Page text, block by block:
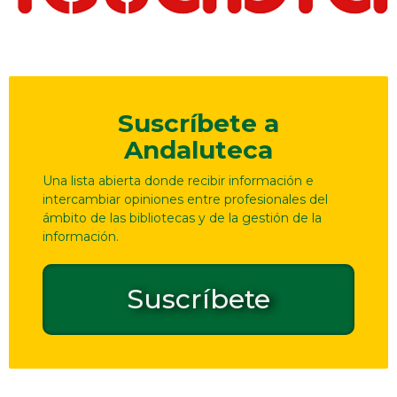
Suscríbete a
Andaluteca
Una lista abierta donde recibir información e
intercambiar opiniones entre profesionales del
ámbito de las bibliotecas y de la gestión de la
información.
Suscríbete